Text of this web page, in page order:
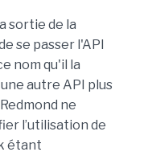
sortie de la
se passer l'API
nom qu'il la
autre API plus
ne
l’utilisation de
étant